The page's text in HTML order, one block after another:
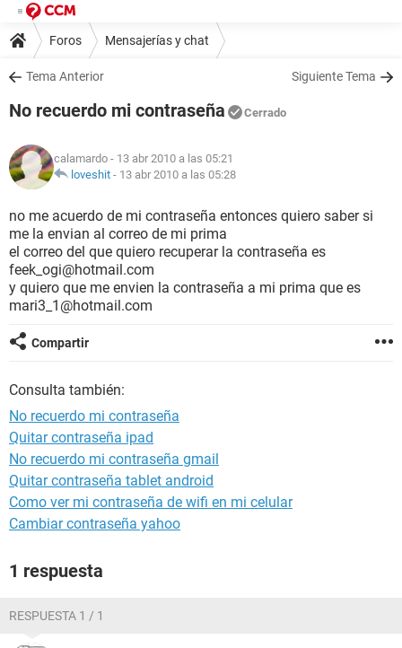
Foros Mensajerías y chat
Tema Anterior Siguiente Tema
No recuerdo mi contraseña Cerrado
calamardo - 13 abr 2010 a las 05:21
loveshit - 13 abr 2010 a las 05:28
no me acuerdo de mi contraseña entonces quiero saber si
me la envian al correo de mi prima
el correo del que quiero recuperar la contraseña es
feek_ogi@hotmail.com
y quiero que me envien la contraseña a mi prima que es
mari3_1@hotmail.com
Compartir
Consulta también:
No recuerdo mi contraseña
Quitar contraseña ipad
No recuerdo mi contraseña gmail
Quitar contraseña tablet android
Como ver mi contraseña de wifi en mi celular
Cambiar contraseña yahoo
1 respuesta
RESPUESTA 1 / 1